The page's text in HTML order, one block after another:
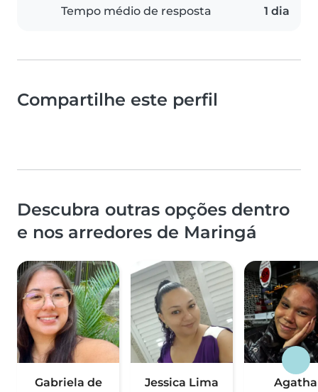
Tempo médio de resposta 1 dia
Compartilhe este perfil
Descubra outras opções dentro
e nos arredores de Maringá
Gabriela de
Jessica Lima Agatha